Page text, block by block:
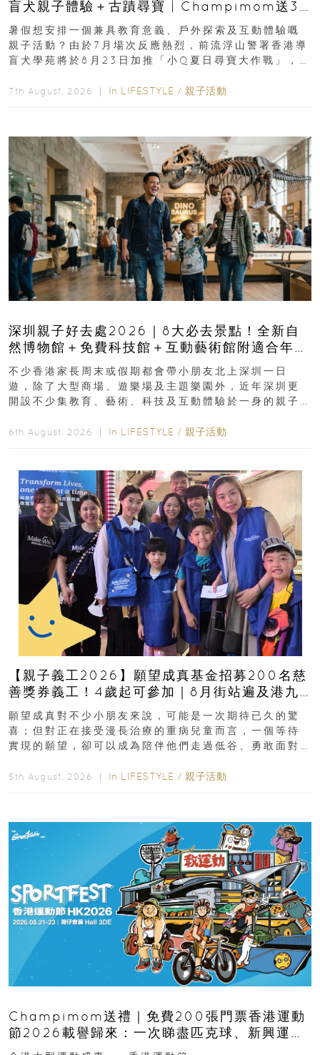
盲犬親子體驗＋古蹟尋寶 | Champimom送3
組免費名額
暑假想安排一個兼具教育意義、戶外探索及互動體驗嘅
親子活動？由於7月場次反應熱烈，前流浮山警署香港導
盲犬學苑將於8月23日加推「小Q夏日尋寶大作戰」，家
7th August, 2026 ｜ In LIFESTYLE / 親子活動
深圳親子好去處2026｜8大必去景點！全新自
然博物館＋免費科技館＋互動藝術館附適合年
齡、交通、門票、開放時間
不少香港家長周末或假期都會帶小朋友北上深圳一日
遊，除了大型商場、遊樂場及主題樂園外，近年深圳更
開設不少集教育、藝術、科技及互動體驗於一身的親子
6th August, 2026 ｜ In LIFESTYLE / 親子活動
【親子義工2026】願望成真基金招募200名慈
善獎券義工！4歲起可參加｜8月街站遍及港九
新界
願望成真對不少小朋友來說，可能是一次期待已久的驚
喜；但對正在接受漫長治療的重病兒童而言，一個等待
實現的願望，卻可以成為陪伴他們走過低谷、勇敢面對
5th August, 2026 ｜ In LIFESTYLE / 親子活動
Champimom送禮｜免費200張門票香港運動
節2026載譽歸來：一次睇盡匹克球、新興運
動、街舞比賽＋逾百運動品牌展覽